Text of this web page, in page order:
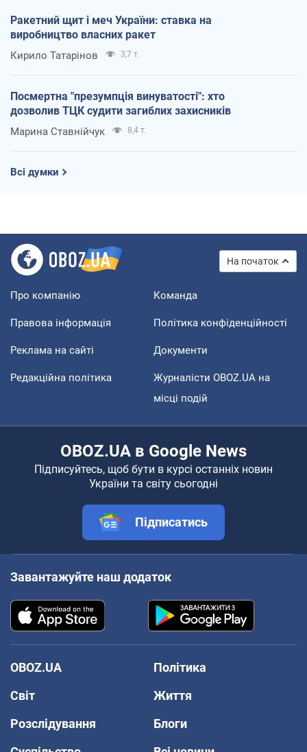
Ракетний щит і меч України: ставка на
виробництво власних ракет
Кирило Татарінов 3,7 т.
Посмертна "презумпція винуватості": хто
дозволив ТЦК судити загиблих захисників
Марина Ставнійчук 8,4 т.
Всі думки
На початок
Про компанію Команда
Правова інформація Політика конфіденційності
Реклама на сайті Документи
Редакційна політика
Журналісти OBOZ.UA на
місці подій
OBOZ.UA в Google News
Підписуйтесь, щоб бути в курсі останніх новин
України та світу сьогодні
Підписатись
Завантажуйте наш додаток
OBOZ.UA
Політика
Світ
Життя
Розслідування
Блоги